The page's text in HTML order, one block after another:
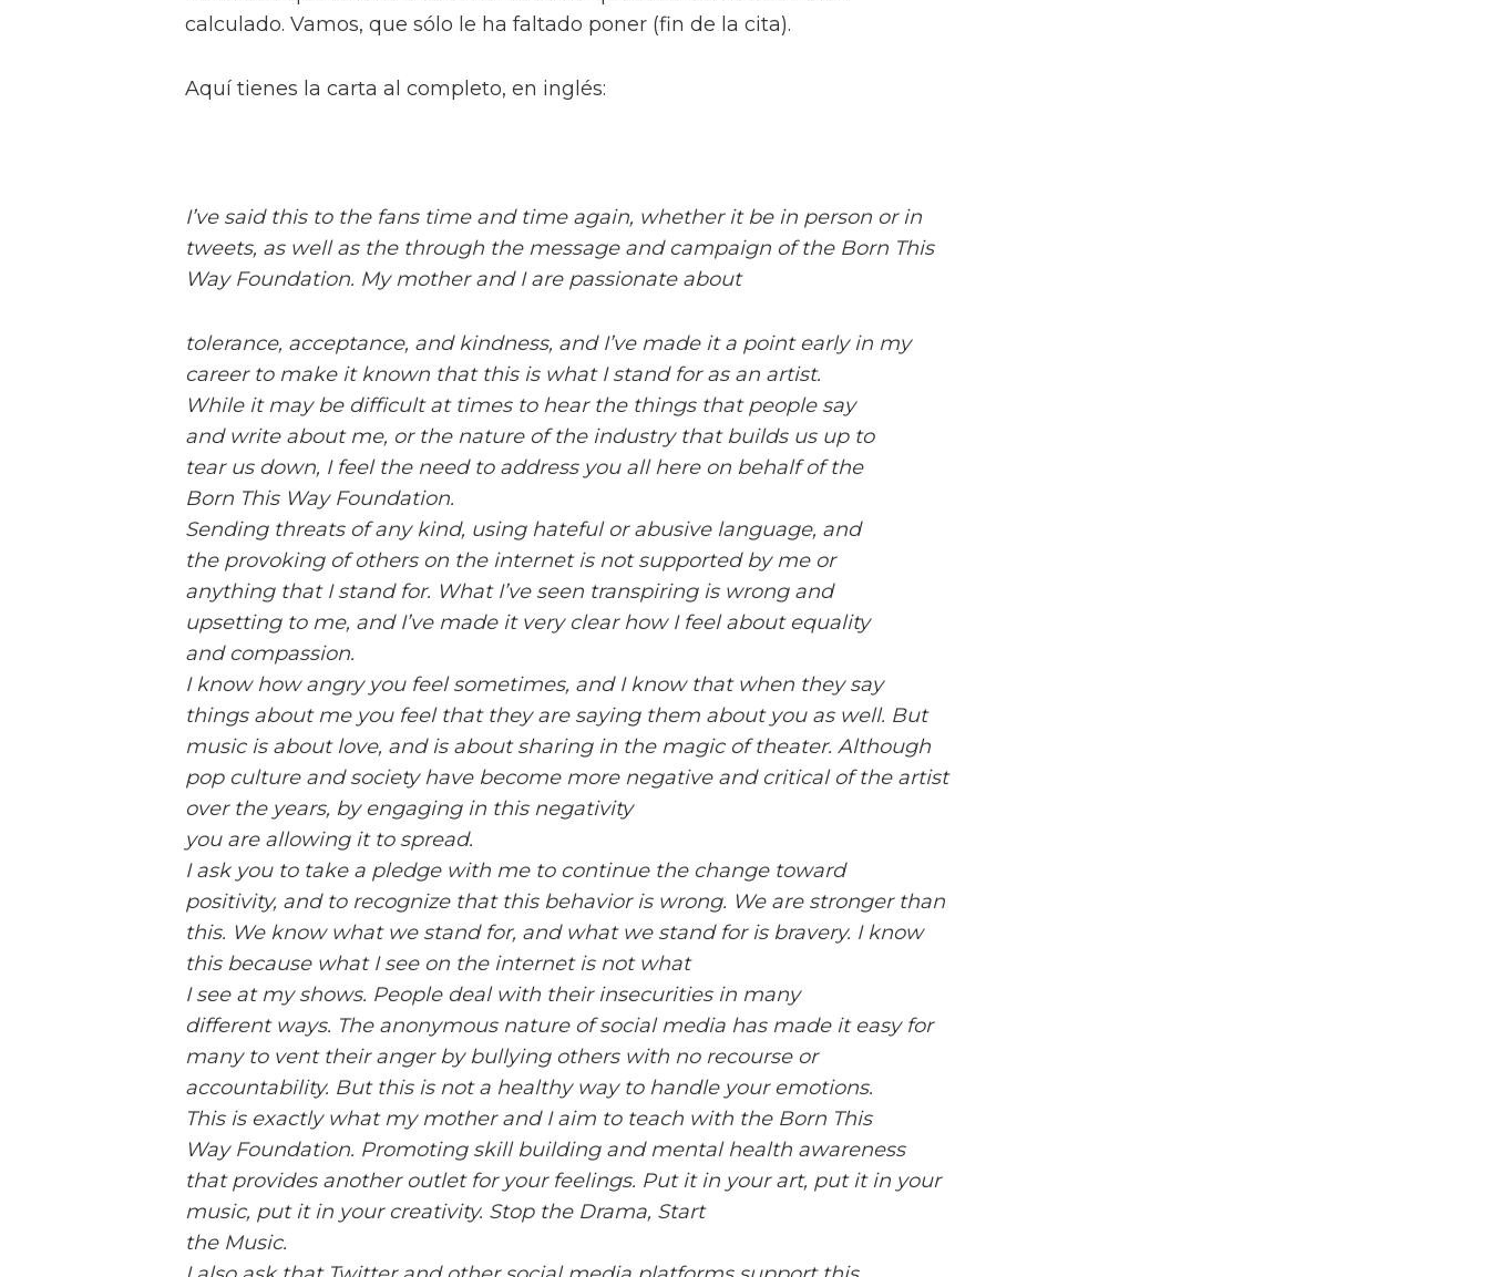
calculado. Vamos, que sólo le ha faltado poner (fin de la cita).
Aquí tienes la carta al completo, en inglés:
I’ve said this to the fans time and time again, whether it be in person or in
tweets, as well as the through the message and campaign of the Born This
Way Foundation. My mother and I are passionate about
tolerance, acceptance, and kindness, and I’ve made it a point early in my
career to make it known that this is what I stand for as an artist.
While it may be difficult at times to hear the things that people say
and write about me, or the nature of the industry that builds us up to
tear us down, I feel the need to address you all here on behalf of the
Born This Way Foundation.
Sending threats of any kind, using hateful or abusive language, and
the provoking of others on the internet is not supported by me or
anything that I stand for. What I’ve seen transpiring is wrong and
upsetting to me, and I’ve made it very clear how I feel about equality
and compassion.
I know how angry you feel sometimes, and I know that when they say
things about me you feel that they are saying them about you as well. But
music is about love, and is about sharing in the magic of theater. Although
pop culture and society have become more negative and critical of the artist
over the years, by engaging in this negativity
you are allowing it to spread.
I ask you to take a pledge with me to continue the change toward
positivity, and to recognize that this behavior is wrong. We are stronger than
this. We know what we stand for, and what we stand for is bravery. I know
this because what I see on the internet is not what
I see at my shows. People deal with their insecurities in many
different ways. The anonymous nature of social media has made it easy for
many to vent their anger by bullying others with no recourse or
accountability. But this is not a healthy way to handle your emotions.
This is exactly what my mother and I aim to teach with the Born This
Way Foundation. Promoting skill building and mental health awareness
that provides another outlet for your feelings. Put it in your art, put it in your
music, put it in your creativity. Stop the Drama, Start
the Music.